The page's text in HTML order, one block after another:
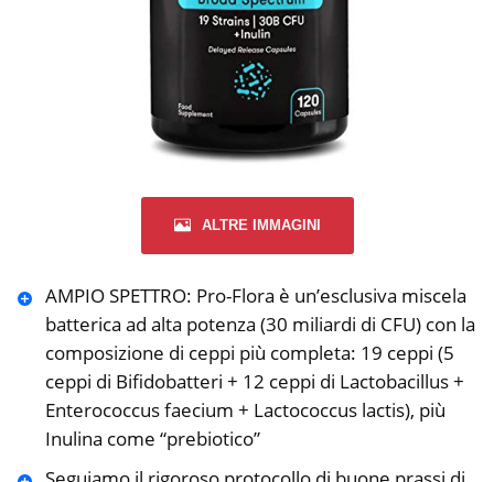
ALTRE IMMAGINI
AMPIO SPETTRO: Pro-Flora è un’esclusiva miscela
batterica ad alta potenza (30 miliardi di CFU) con la
composizione di ceppi più completa: 19 ceppi (5
ceppi di Bifidobatteri + 12 ceppi di Lactobacillus +
Enterococcus faecium + Lactococcus lactis), più
Inulina come “prebiotico”